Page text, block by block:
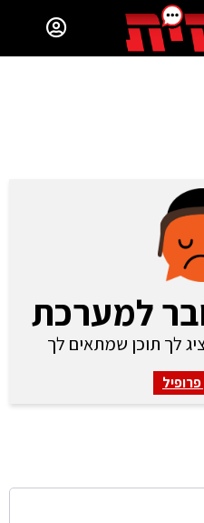
למערכת
לך תוכן שמתאים לך